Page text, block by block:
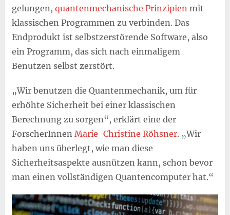
gelungen, quantenmechanische Prinzipien mit
klassischen Programmen zu verbinden. Das
Endprodukt ist selbstzerstörende Software, also
ein Programm, das sich nach einmaligem
Benutzen selbst zerstört.
„Wir benutzen die Quantenmechanik, um für
erhöhte Sicherheit bei einer klassischen
Berechnung zu sorgen“, erklärt eine der
ForscherInnen Marie-Christine Röhsner. „Wir
haben uns überlegt, wie man diese
Sicherheitsaspekte ausnützen kann, schon bevor
man einen vollständigen Quantencomputer hat.“